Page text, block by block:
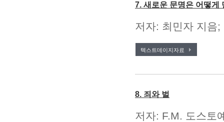
7. 새로운 문명은 어떻게
저자: 최민자 지음
텍스트데이지자료
8. 죄와 벌
저자: F.M. 도스토